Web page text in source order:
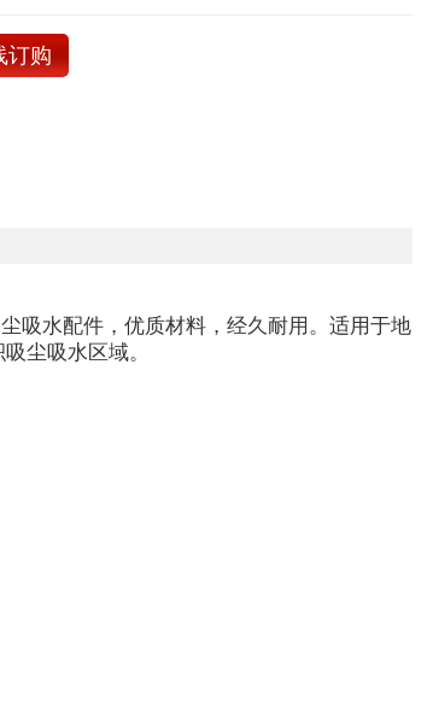
订购
吸水配件，优质材料，经久耐用。适用于地
尘吸水区域。